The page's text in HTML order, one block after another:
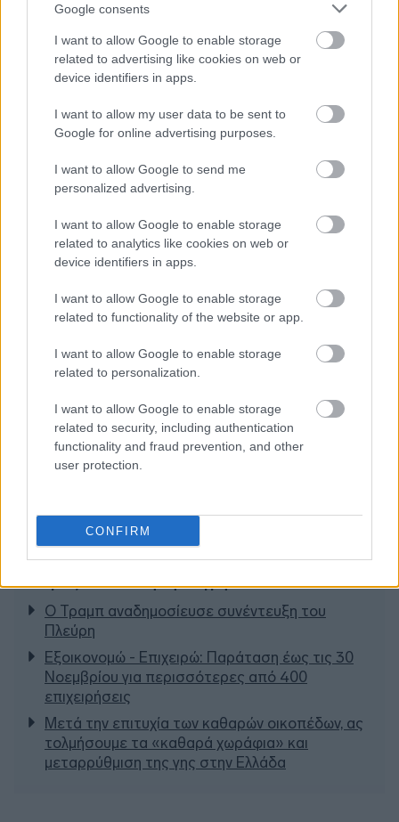
Google consents
I want to allow Google to enable storage
related to advertising like cookies on web or
device identifiers in apps.
I want to allow my user data to be sent to
Google for online advertising purposes.
I want to allow Google to send me
personalized advertising.
I want to allow Google to enable storage
related to analytics like cookies on web or
device identifiers in apps.
I want to allow Google to enable storage
related to functionality of the website or app.
I want to allow Google to enable storage
related to personalization.
I want to allow Google to enable storage
related to security, including authentication
functionality and fraud prevention, and other
user protection.
CONFIRM
πρώτοι όλες τιςειδήσειςαπό την Ελλάδα και τον κόσμο.
Διαβάζονται αυτή τη στιγμή
Ο Τραμπ αναδημοσίευσε συνέντευξη του
Πλεύρη
Εξοικονομώ - Επιχειρώ: Παράταση έως τις 30
Νοεμβρίου για περισσότερες από 400
επιχειρήσεις
Μετά την επιτυχία των καθαρών οικοπέδων, ας
τολμήσουμε τα «καθαρά χωράφια» και
μεταρρύθμιση της γης στην Ελλάδα